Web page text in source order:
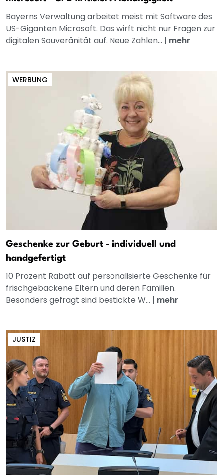
Bayerns Verwaltung arbeitet meist mit Software des
US-Giganten Microsoft. Das wirft nicht nur Fragen zur
digitalen Souveränität auf. Neue Zahlen... | mehr
WERBUNG
Geschenke zur Geburt - individuell und
handgefertigt
10 Prozent Rabatt auf personalisierte Geschenke für
frischgebackene Eltern und deren Familien.
Besonders gefragt sind bestickte W... | mehr
JUSTIZ